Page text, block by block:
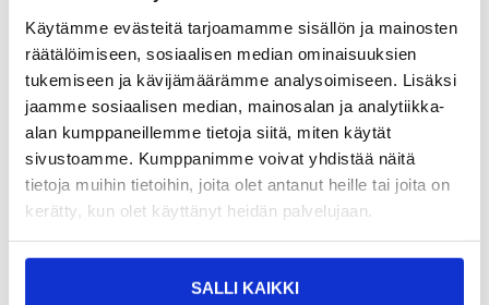
Käytämme evästeitä tarjoamamme sisällön ja mainosten
räätälöimiseen, sosiaalisen median ominaisuuksien
tukemiseen ja kävijämäärämme analysoimiseen. Lisäksi
jaamme sosiaalisen median, mainosalan ja analytiikka-
alan kumppaneillemme tietoja siitä, miten käytät
sivustoamme. Kumppanimme voivat yhdistää näitä
tietoja muihin tietoihin, joita olet antanut heille tai joita on
kerätty, kun olet käyttänyt heidän palvelujaan.
SALLI KAIKKI
Yritykset
LUE LISÄÄ